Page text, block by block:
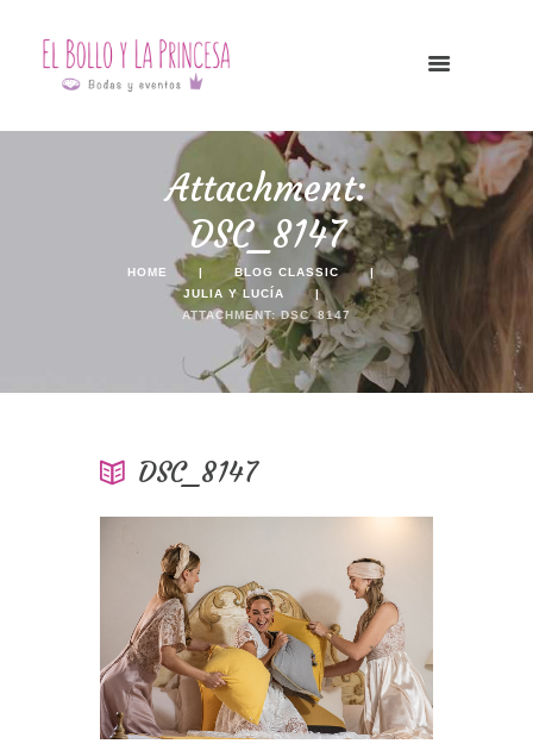
Attachment:
DSC_8147
HOME
BLOG CLASSIC
JULIA Y LUCÍA
ATTACHMENT: DSC_8147
DSC_8147